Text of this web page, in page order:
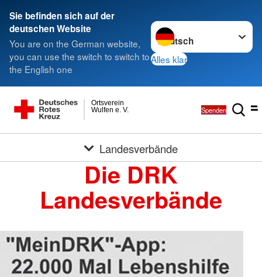
Sie befinden sich auf der
deutschen Website
You are on the German website,
you can use the switch to switch to
the English one
Sprache wechseln zu
Alles klar
Wulfen e. V.
Ortsverein
Spenden
Landesverbände
Die DRK
Landesverbände